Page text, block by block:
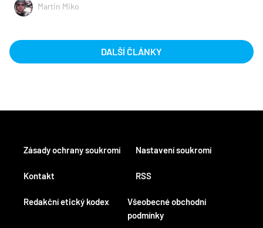
Martin Miko
DALŠÍ ČLÁNKY
Kontakt
Redakční etický kodex
RSS
Všeobecné obchodní
podmínky
Zásady ochrany soukromí Nastavení soukromí